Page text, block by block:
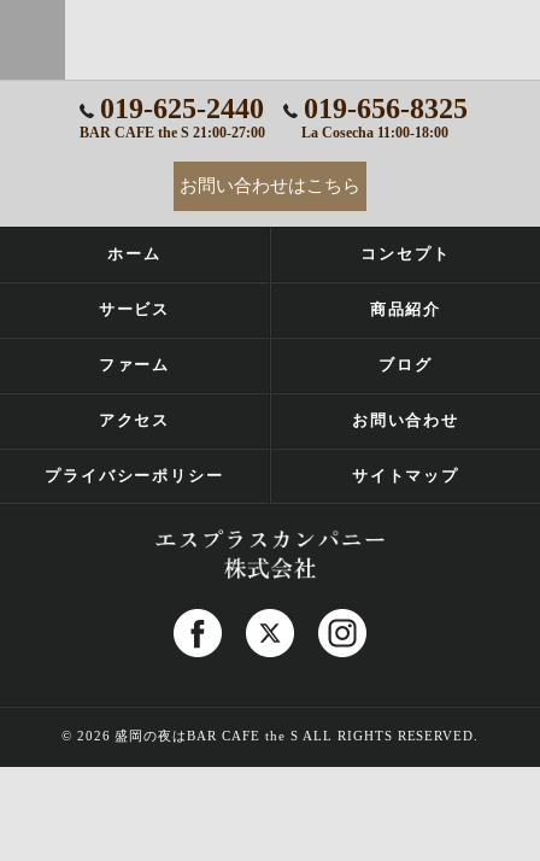
019-625-2440
BAR CAFE the S 21:00-27:00
019-656-8325
La Cosecha 11:00-18:00
お問い合わせはこちら
ホーム コンセプト
サービス 商品紹介
ファーム ブログ
アクセス お問い合わせ
プライバシーポリシー サイトマップ
© 2026 盛岡の夜はBAR CAFE the S ALL RIGHTS RESERVED.